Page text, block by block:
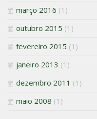
março 2016 (1)
outubro 2015 (1)
fevereiro 2015 (1)
janeiro 2013 (1)
dezembro 2011 (1)
maio 2008 (1)